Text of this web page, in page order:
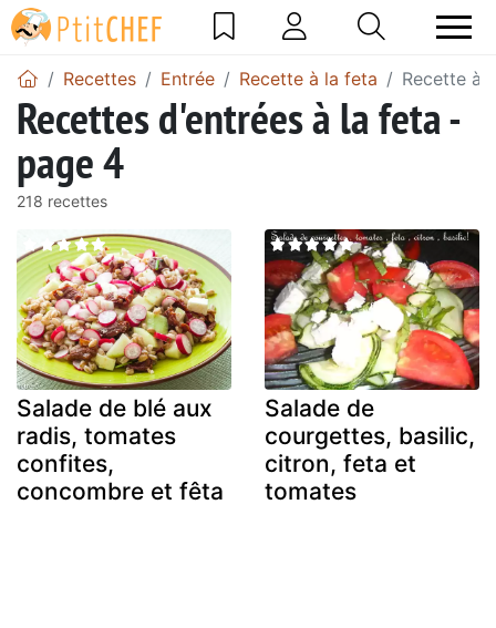
Recettes Entrée Recette à la feta Recette à
Recettes d'entrées à la feta -
page 4
218 recettes
Salade de blé aux
radis, tomates
confites,
concombre et fêta
Salade de
courgettes, basilic,
citron, feta et
tomates